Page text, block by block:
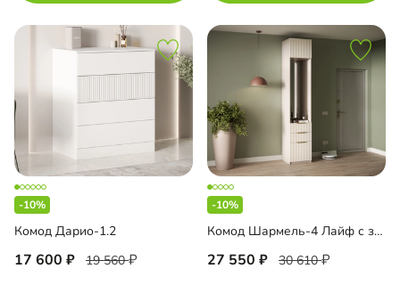
-10%
Комод Дарио-1.2
17 600 19 560
-10%
Комод Шармель-4 Лайф с зеркалом и антресолью
27 550 30 610